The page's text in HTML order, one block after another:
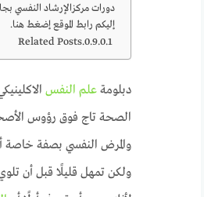
دورات مركزالإرشاد النفسي
إليكم رابط الموقع إضغط هنا.
Related Posts
دبلومةعلم النفس
الصحة تاج فوق رؤوس
والمرض النفسي بصفة خاصة
ولكن تمهل قليلًا قبل أن